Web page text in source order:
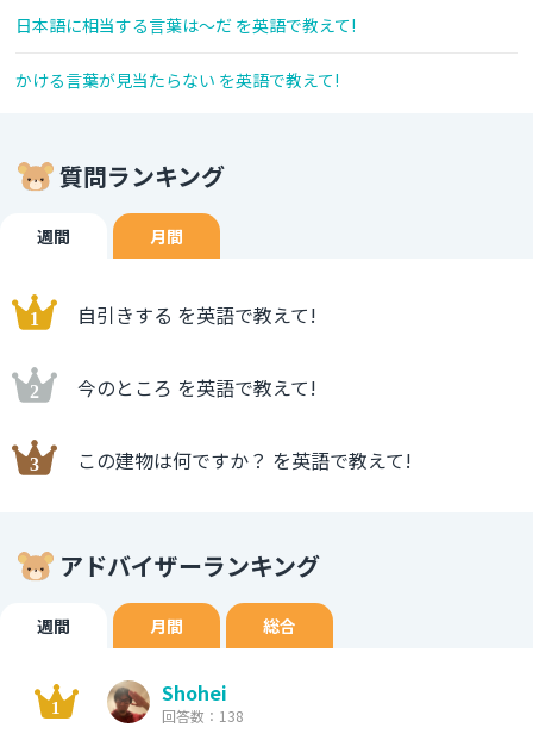
日本語に相当する言葉は～だ を英語で教えて!
かける言葉が見当たらない を英語で教えて!
質問ランキング
週間 月間
自引きする を英語で教えて!
今のところ を英語で教えて!
この建物は何ですか？ を英語で教えて!
アドバイザーランキング
週間 月間 総合
Shohei
回答数：138